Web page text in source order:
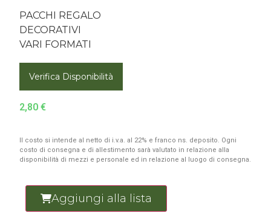
PACCHI REGALO
DECORATIVI
VARI FORMATI
Verifica Disponibilità
2,80 €
Il costo si intende al netto di i.v.a. al 22% e franco ns. deposito. Ogni
costo di consegna e di allestimento sarà valutato in relazione alla
disponibilità di mezzi e personale ed in relazione al luogo di consegna.
Aggiungi alla lista